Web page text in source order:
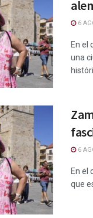
6
En el
una
6
En el
que